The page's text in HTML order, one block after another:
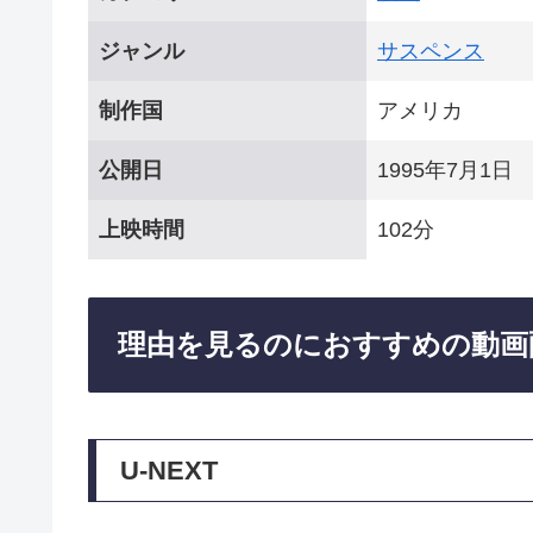
ジャンル サスペンス
制作国 アメリカ
公開日 1995年7月1日
上映時間 102分
理由を見るのにおすすめの動
U-NEXT